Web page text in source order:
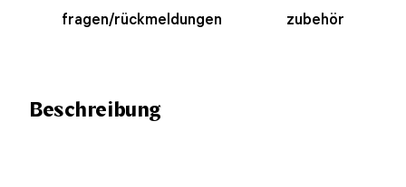
fragen/rückmeldungen zubehör
Beschreibung